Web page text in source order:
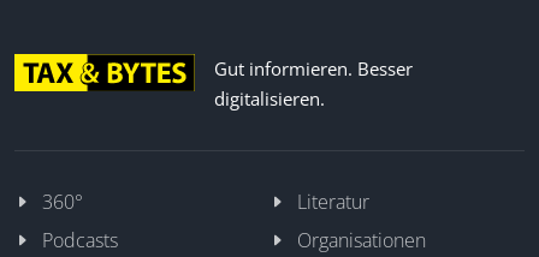
Gut informieren. Besser
digitalisieren.
360°
Literatur
Podcasts
Organisationen